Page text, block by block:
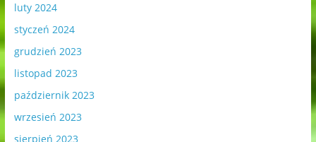
luty 2024
styczeń 2024
grudzień 2023
listopad 2023
październik 2023
wrzesień 2023
sierpień 2023